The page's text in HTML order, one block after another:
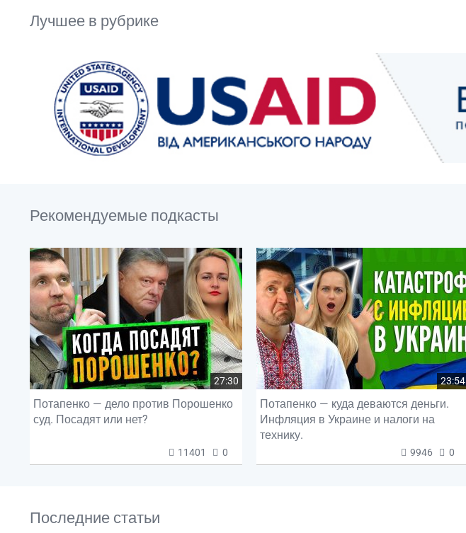
Лучшее в рубрике
Рекомендуемые подкасты
27:30
Потапенко — дело против Порошенко
суд. Посадят или нет?
11401 0
23:54
Потапенко — куда деваются деньги.
Инфляция в Украине и налоги на
технику.
9946 0
Последние статьи